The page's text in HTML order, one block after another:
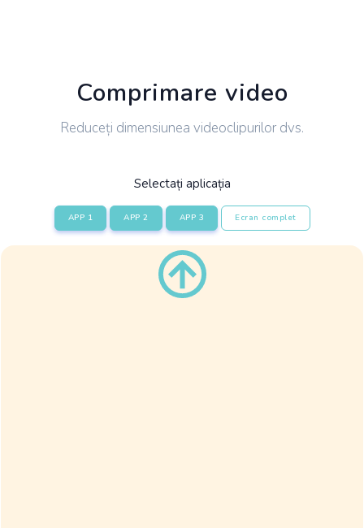
Comprimare video
Reduceți dimensiunea videoclipurilor dvs.
Selectați aplicația
APP 1 APP 2 APP 3 Ecran complet